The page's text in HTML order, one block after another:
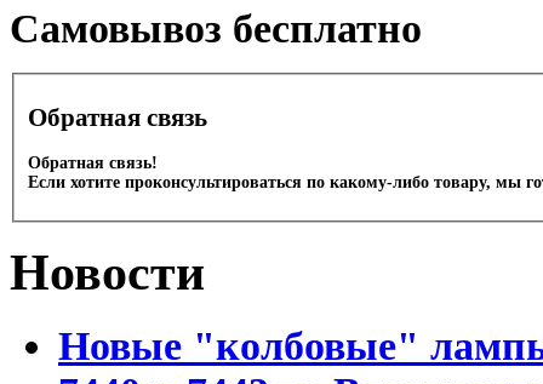
Cамовывоз бесплатно
Обратная связь
Обратная связь!
Если хотите проконсультироваться по какому-либо товару, мы
Новости
Новые "колбовые"